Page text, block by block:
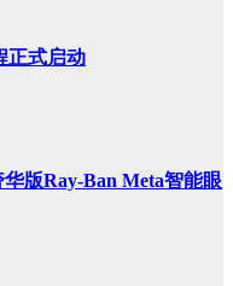
正式启动
版Ray-Ban Meta智能眼